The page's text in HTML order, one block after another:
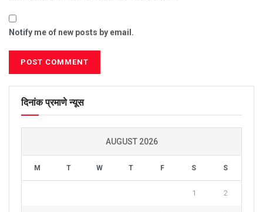
Notify me of new posts by email.
दिनांक प्रमाणे न्यूस
AUGUST 2026
M T W T F S S
1 2